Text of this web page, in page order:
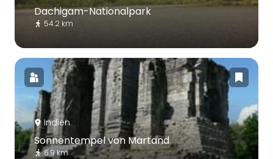
Dachigam-Nationalpark
54.2 km
Indien
Sonnentempel von Martand
6.9 km